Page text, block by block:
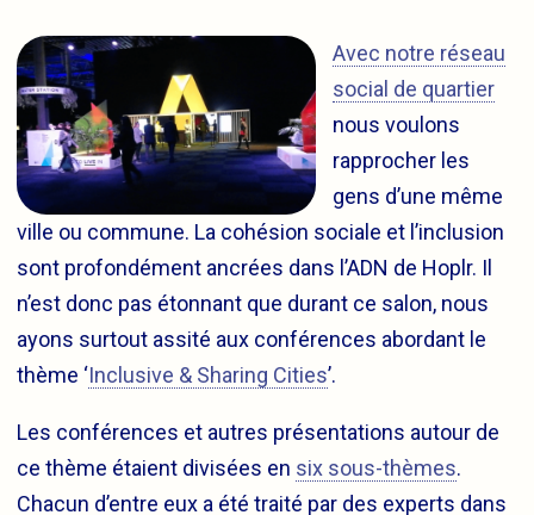
Avec notre réseau
social de quartier
nous voulons
rapprocher les
gens d’une même
ville ou commune. La cohésion sociale et l’inclusion
sont profondément ancrées dans l’ADN de Hoplr. Il
n’est donc pas étonnant que durant ce salon, nous
ayons surtout assité aux conférences abordant le
thème ‘Inclusive & Sharing Cities’.
Les conférences et autres présentations autour de
ce thème étaient divisées en six sous-thèmes.
Chacun d’entre eux a été traité par des experts dans